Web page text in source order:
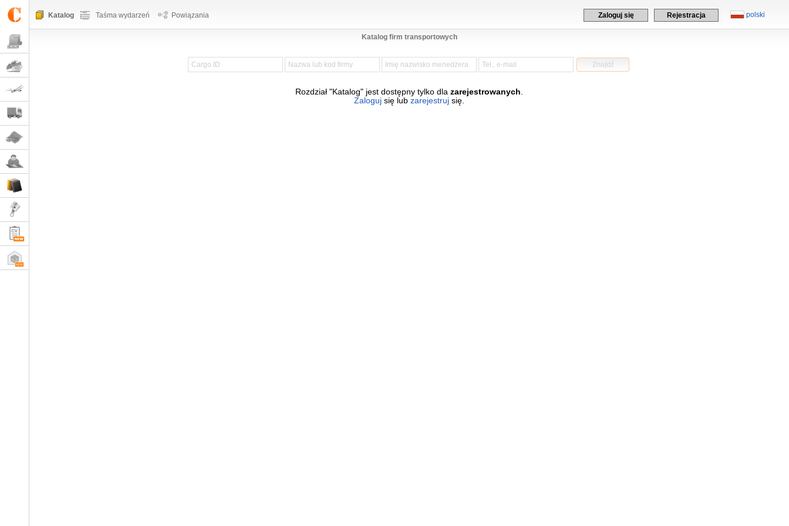
polski
Zaloguj się Rejestracja
Katalog Taśma wydarzeń Powiązania
Katalog firm transportowych
Rozdział "Katalog" jest dostępny tylko dla zarejestrowanych
Zaloguj się lub zarejestruj się.